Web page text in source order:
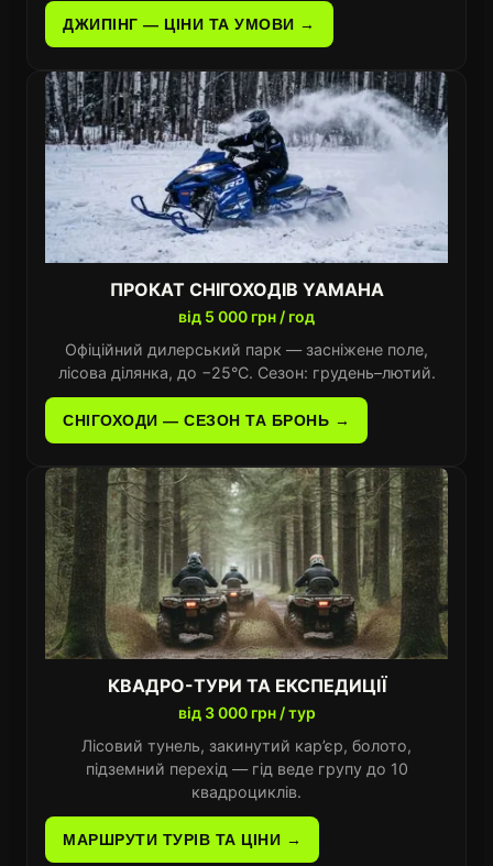
ДЖИПІНГ — ЦІНИ ТА УМОВИ →
ПРОКАТ СНІГОХОДІВ YAMAHA
від 5 000 грн / год
Офіційний дилерський парк — засніжене поле,
лісова ділянка, до −25°C. Сезон: грудень–лютий.
СНІГОХОДИ — СЕЗОН ТА БРОНЬ →
КВАДРО-ТУРИ ТА ЕКСПЕДИЦІЇ
від 3 000 грн / тур
Лісовий тунель, закинутий кар’єр, болото,
підземний перехід — гід веде групу до 10
квадроциклів.
МАРШРУТИ ТУРІВ ТА ЦІНИ →